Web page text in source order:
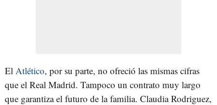
El Atlético, por su parte, no ofreció las mismas cifras
que el Real Madrid. Tampoco un contrato muy largo
que garantiza el futuro de la familia. Claudia Rodriguez,